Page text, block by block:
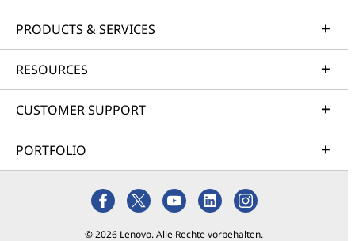
PRODUCTS & SERVICES
RESOURCES
CUSTOMER SUPPORT
PORTFOLIO
© 2026 Lenovo. Alle Rechte vorbehalten.